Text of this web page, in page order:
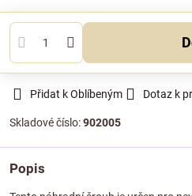
Přidat k Oblíbeným Dotaz k
Skladové číslo:902005
Popis